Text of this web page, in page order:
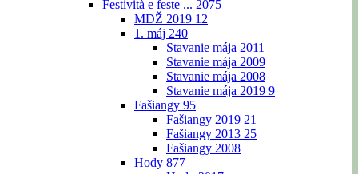
Festività e feste ... 2075
MDŽ 2019 12
1. máj 240
Stavanie mája 2011
Stavanie mája 2009
Stavanie mája 2008
Stavanie mája 2019 9
Fašiangy 95
Fašiangy 2019 21
Fašiangy 2013 25
Fašiangy 2008
Hody 877